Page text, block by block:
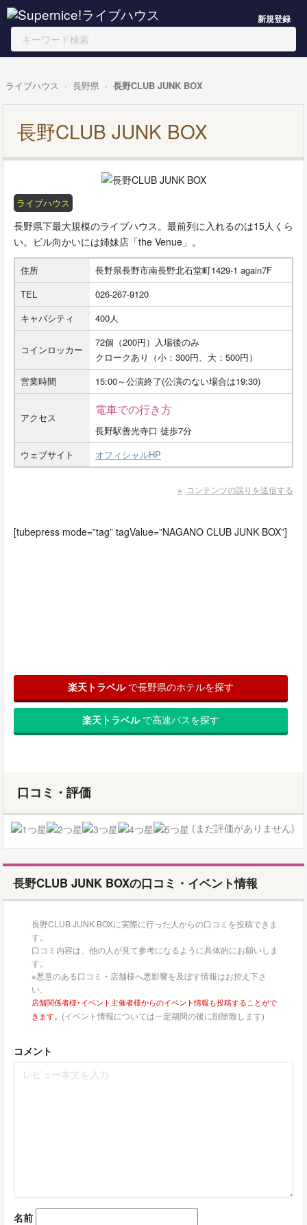
新規登録
ライブハウス 長野県 長野CLUB JUNK BOX
長野CLUB JUNK BOX
ライブハウス
長野県下最大規模のライブハウス。最前列に入れるのは15人くら
い。ビル向かいには姉妹店「the Venue」。
住所
長野県長野市南長野北石堂町1429-1 again7F
TEL
026-267-9120
キャパシティ
400人
コインロッカー
72個（200円）入場後のみ
クロークあり（小：300円、大：500円）
営業時間
15:00～公演終了(公演のない場合は19:30)
アクセス
電車での行き方
長野駅善光寺口 徒歩7分
ウェブサイト
オフィシャルHP
コンテンツの誤りを送信する
[tubepress mode=”tag” tagValue=”NAGANO CLUB JUNK BOX”]
楽天トラベルで長野県のホテルを探す
楽天トラベルで高速バスを探す
口コミ・評価
(まだ評価がありません)
長野CLUB JUNK BOXの口コミ・イベント情報
長野CLUB JUNK BOXに実際に行った人からの口コミを投稿できま
す。
口コミ内容は、他の人が見て参考になるように具体的にお願いしま
す。
※悪意のある口コミ・店舗様へ悪影響を及ぼす情報はお控え下さ
い。
店舗関係者様･イベント主催者様からのイベント情報も投稿することがで
きます。 (イベント情報については一定期間の後に削除致します)
コメント
名前